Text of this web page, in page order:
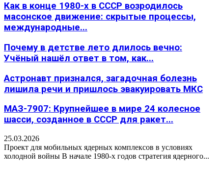
Как в конце 1980-х в СССР возродилось
масонское движение: скрытые процессы,
международные...
Почему в детстве лето длилось вечно:
Учёный нашёл ответ в том, как...
Астронавт признался, загадочная болезнь
лишила речи и пришлось эвакуировать МКС
МАЗ-7907: Крупнейшее в мире 24 колесное
шасси, созданное в СССР для ракет...
25.03.2026
Проект для мобильных ядерных комплексов в условиях
холодной войны В начале 1980-х годов стратегия ядерного...